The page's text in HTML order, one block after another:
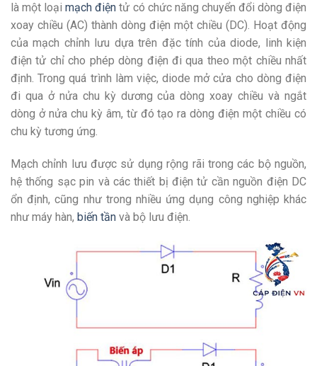
là một loạimạch điện tử có chức năng chuyển đổi dòng điện
xoay chiều (AC) thành dòng điện một chiều (DC). Hoạt động
của mạch chỉnh lưu dựa trên đặc tính của diode, linh kiện
điện tử chỉ cho phép dòng điện đi qua theo một chiều nhất
định. Trong quá trình làm việc, diode mở cửa cho dòng điện
đi qua ở nửa chu kỳ dương của dòng xoay chiều và ngắt
dòng ở nửa chu kỳ âm, từ đó tạo ra dòng điện một chiều có
chu kỳ tương ứng.
Mạch chỉnh lưu được sử dụng rộng rãi trong các bộ nguồn,
hệ thống sạc pin và các thiết bị điện tử cần nguồn điện DC
ổn định, cũng như trong nhiều ứng dụng công nghiệp khác
như máy hàn, biến tần và bộ lưu điện.